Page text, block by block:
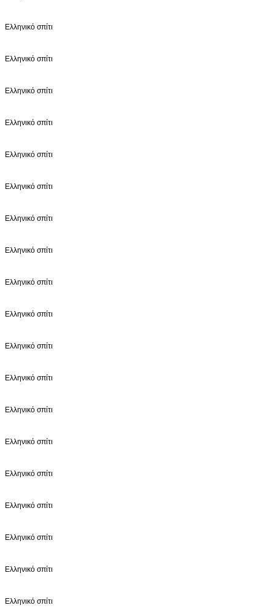
Ελληνικό σπίτι
Ελληνικό σπίτι
Ελληνικό σπίτι
Ελληνικό σπίτι
Ελληνικό σπίτι
Ελληνικό σπίτι
Ελληνικό σπίτι
Ελληνικό σπίτι
Ελληνικό σπίτι
Ελληνικό σπίτι
Ελληνικό σπίτι
Ελληνικό σπίτι
Ελληνικό σπίτι
Ελληνικό σπίτι
Ελληνικό σπίτι
Ελληνικό σπίτι
Ελληνικό σπίτι
Ελληνικό σπίτι
Ελληνικό σπίτι